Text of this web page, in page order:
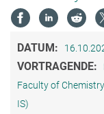
DATUM:
VORTRAGENDE:
Faculty of
IS)